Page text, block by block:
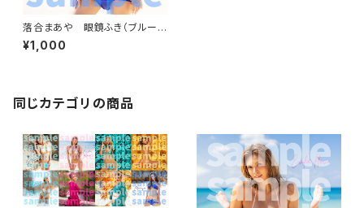
落合まあや 眼鏡ふき（ブルービ
キニ）
¥1,000
同じカテゴリの商品